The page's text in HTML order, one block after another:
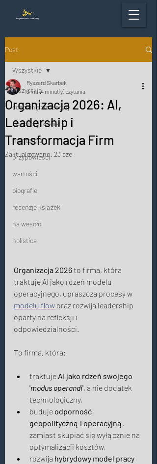
Post
Wszystkie
coaching biznesowy
coaching osobisty
mentoring
przypowieści
wartości
biografie
recenzje książek
na wesoło
holistica
Wszystkie
Organizacja 2026: AI,
Leadership i
Transformacja Firm
Ryszard Skarbek
3 mar4 minut(y) czytania
Zaktualizowano: 23 cze
Organizacja 2026 to firma, która
traktuje AI jako rdzeń modelu
operacyjnego, upraszcza procesy w
modelu flow oraz rozwija leadership
oparty na refleksji i
odpowiedzialności.
To firma, która:
traktuje AI jako rdzeń swojego
'modus operandi', a nie dodatek
technologiczny,
buduje odporność
geopolityczną i operacyjną ,
zamiast skupiać się wyłącznie na
optymalizacji kosztów,
rozwija hybrydowy model pracy